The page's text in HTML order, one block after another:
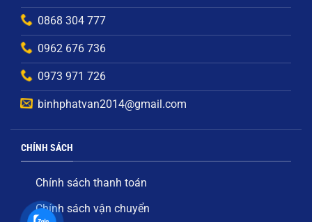
0868 304 777
0962 676 736
0973 971 726
binhphatvan2014@gmail.com
CHÍNH SÁCH
Chính sách thanh toán
Chính sách vận chuyển